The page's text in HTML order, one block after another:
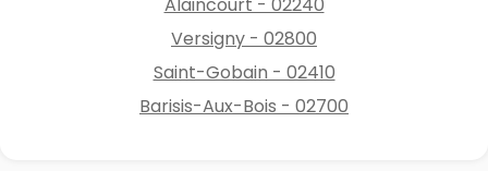
Versigny - 02800
Saint-Gobain - 02410
Barisis-Aux-Bois - 02700